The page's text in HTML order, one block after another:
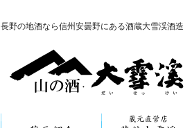
長野の地酒なら信州安曇野にある酒蔵大雪渓酒造